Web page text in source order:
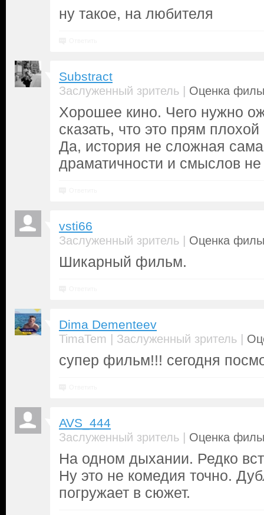
ну такое, на любителя
Substract
Заслуженный зритель | Оценка
Хорошее кино. Чего нужно
сказать, что это прям
Да, история не сложная сама
драматичности и смыслов
vsti66
Заслуженный зритель | Оценка
Шикарный фильм.
Dima Dementeev
TimaTem | Заслуженный зритель |
супер фильм!!! сегодня
AVS_444
Заслуженный зритель | Оценка
На одном дыхании. Редко
Ну это не комедия точно.
погружает в сюжет.